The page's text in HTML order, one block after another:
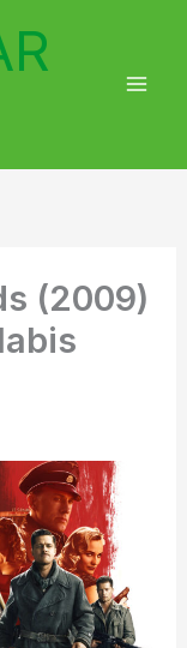
(2009)